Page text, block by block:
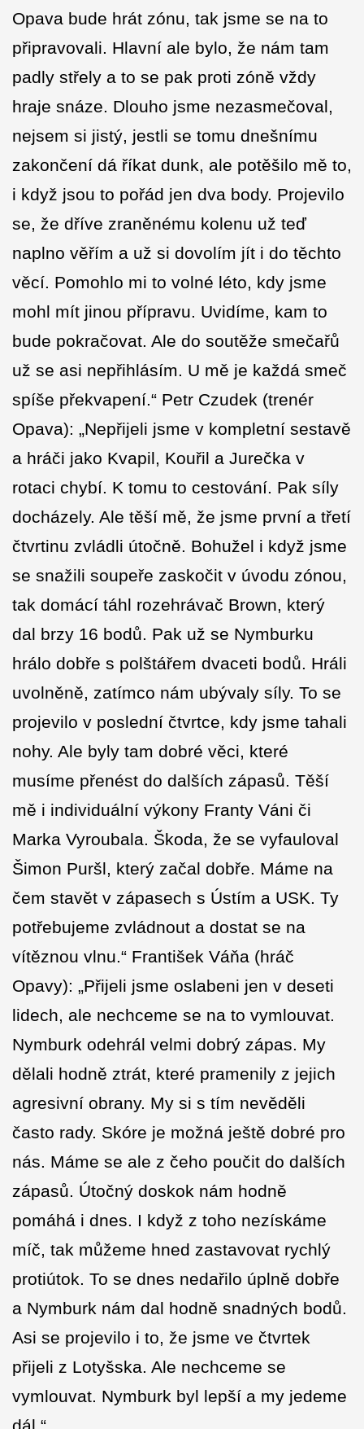
Opava bude hrát zónu, tak jsme se na to
připravovali. Hlavní ale bylo, že nám tam
padly střely a to se pak proti zóně vždy
hraje snáze. Dlouho jsme nezasmečoval,
nejsem si jistý, jestli se tomu dnešnímu
zakončení dá říkat dunk, ale potěšilo mě to,
i když jsou to pořád jen dva body. Projevilo
se, že dříve zraněnému kolenu už teď
naplno věřím a už si dovolím jít i do těchto
věcí. Pomohlo mi to volné léto, kdy jsme
mohl mít jinou přípravu. Uvidíme, kam to
bude pokračovat. Ale do soutěže smečařů
už se asi nepřihlásím. U mě je každá smeč
spíše překvapení.“ Petr Czudek (trenér
Opava): „Nepřijeli jsme v kompletní sestavě
a hráči jako Kvapil, Kouřil a Jurečka v
rotaci chybí. K tomu to cestování. Pak síly
docházely. Ale těší mě, že jsme první a třetí
čtvrtinu zvládli útočně. Bohužel i když jsme
se snažili soupeře zaskočit v úvodu zónou,
tak domácí táhl rozehrávač Brown, který
dal brzy 16 bodů. Pak už se Nymburku
hrálo dobře s polštářem dvaceti bodů. Hráli
uvolněně, zatímco nám ubývaly síly. To se
projevilo v poslední čtvrtce, kdy jsme tahali
nohy. Ale byly tam dobré věci, které
musíme přenést do dalších zápasů. Těší
mě i individuální výkony Franty Váni či
Marka Vyroubala. Škoda, že se vyfauloval
Šimon Puršl, který začal dobře. Máme na
čem stavět v zápasech s Ústím a USK. Ty
potřebujeme zvládnout a dostat se na
vítěznou vlnu.“ František Váňa (hráč
Opavy): „Přijeli jsme oslabeni jen v deseti
lidech, ale nechceme se na to vymlouvat.
Nymburk odehrál velmi dobrý zápas. My
dělali hodně ztrát, které pramenily z jejich
agresivní obrany. My si s tím nevěděli
často rady. Skóre je možná ještě dobré pro
nás. Máme se ale z čeho poučit do dalších
zápasů. Útočný doskok nám hodně
pomáhá i dnes. I když z toho nezískáme
míč, tak můžeme hned zastavovat rychlý
protiútok. To se dnes nedařilo úplně dobře
a Nymburk nám dal hodně snadných bodů.
Asi se projevilo i to, že jsme ve čtvrtek
přijeli z Lotyšska. Ale nechceme se
vymlouvat. Nymburk byl lepší a my jedeme